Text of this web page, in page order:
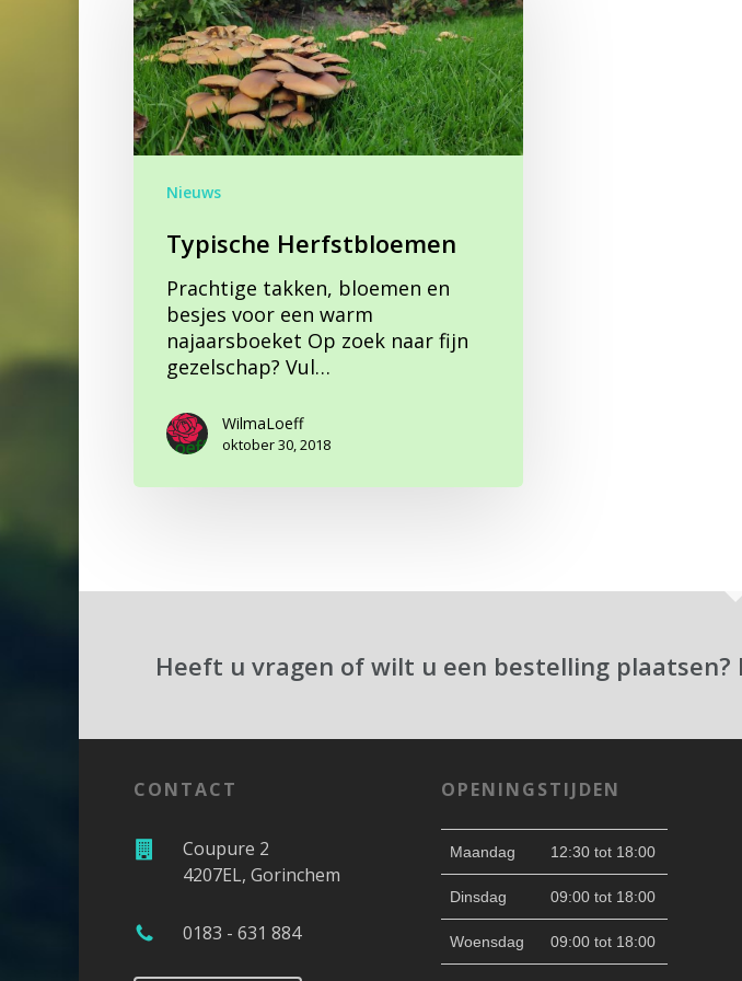
Nieuws
Typische Herfstbloemen
Prachtige takken, bloemen en
besjes voor een warm
najaarsboeket Op zoek naar fijn
gezelschap? Vul…
WilmaLoeff
oktober 30, 2018
Heeft u vragen of wilt u een bestelling
CONTACT
Coupure 2
4207EL, Gorinchem
0183 - 631 884
OPENINGSTIJDEN
Maandag 12:30 tot 18:00
Dinsdag 09:00 tot 18:00
Woensdag 09:00 tot 18:00